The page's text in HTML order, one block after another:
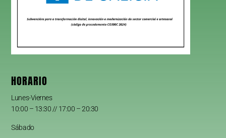
HORARIO
Lunes-Viernes
10:00 – 13:30 // 17:00 – 20:30
Sábado